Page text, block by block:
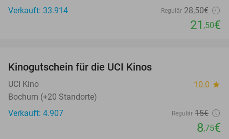
Verkauft: 33.914
Regulär 28,50€
21 ,50€
Kinogutschein für die UCI Kinos
UCI Kino 10.0 star
Bochum (+20 Standorte)
Verkauft: 4.907
Regulär 15€
8,75€